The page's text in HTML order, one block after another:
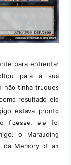
para enfrentar
para a sua
não tinha truques
resultado ele
estava pronto
fizesse, ele foi
o Marauding
da Memory of an